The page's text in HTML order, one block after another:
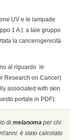
UV e le lampade
1 A ): a tale gruppo
la cancerogenicità
al riguardo le
Research on Cancer)
associated with skin
portale in PDF):
di melanoma per chi
è stato calcolato